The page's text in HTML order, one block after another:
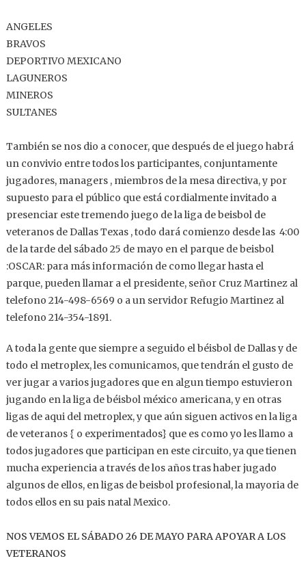
ANGELES
BRAVOS
DEPORTIVO MEXICANO
LAGUNEROS
MINEROS
SULTANES
También se nos dio a conocer, que después de el juego habrá
un convivio entre todos los participantes, conjuntamente
jugadores, managers , miembros de la mesa directiva, y por
supuesto para el público que está cordialmente invitado a
presenciar este tremendo juego de la liga de beisbol de
veteranos de Dallas Texas , todo dará comienzo desde las 4:00
de la tarde del sábado 25 de mayo en el parque de beisbol
:OSCAR: para más información de como llegar hasta el
parque, pueden llamar a el presidente, señor Cruz Martinez al
telefono 214-498-6569 o a un servidor Refugio Martinez al
telefono 214-354-1891.
A toda la gente que siempre a seguido el béisbol de Dallas y de
todo el metroplex, les comunicamos, que tendrán el gusto de
ver jugar a varios jugadores que en algun tiempo estuvieron
jugando en la liga de béisbol méxico americana, y en otras
ligas de aqui del metroplex, y que aún siguen activos en la liga
de veteranos { o experimentados} que es como yo les llamo a
todos jugadores que participan en este circuito, ya que tienen
mucha experiencia a través de los años tras haber jugado
algunos de ellos, en ligas de beisbol profesional, la mayoria de
todos ellos en su pais natal Mexico.
NOS VEMOS EL SÁBADO 26 DE MAYO PARA APOYAR A LOS
VETERANOS